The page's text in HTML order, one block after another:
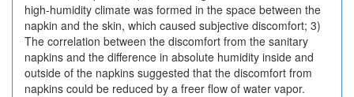
high-humidity climate was formed in the space between the
napkin and the skin, which caused subjective discomfort; 3)
The correlation between the discomfort from the sanitary
napkins and the difference in absolute humidity inside and
outside of the napkins suggested that the discomfort from
napkins could be reduced by a freer flow of water vapor.